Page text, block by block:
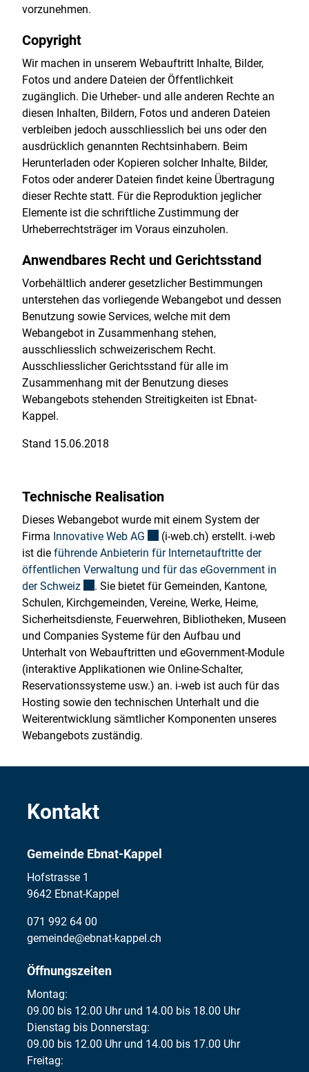
vorzunehmen.
Copyright
Wir machen in unserem Webauftritt Inhalte, Bilder,
Fotos und andere Dateien der Öffentlichkeit
zugänglich. Die Urheber- und alle anderen Rechte an
diesen Inhalten, Bildern, Fotos und anderen Dateien
verbleiben jedoch ausschliesslich bei uns oder den
ausdrücklich genannten Rechtsinhabern. Beim
Herunterladen oder Kopieren solcher Inhalte, Bilder,
Fotos oder anderer Dateien findet keine Übertragung
dieser Rechte statt. Für die Reproduktion jeglicher
Elemente ist die schriftliche Zustimmung der
Urheberrechtsträger im Voraus einzuholen.
Anwendbares Recht und Gerichtsstand
Vorbehältlich anderer gesetzlicher Bestimmungen
unterstehen das vorliegende Webangebot und dessen
Benutzung sowie Services, welche mit dem
Webangebot in Zusammenhang stehen,
ausschliesslich schweizerischem Recht.
Ausschliesslicher Gerichtsstand für alle im
Zusammenhang mit der Benutzung dieses
Webangebots stehenden Streitigkeiten ist Ebnat-
Kappel.
Stand 15.06.2018
Technische Realisation
Dieses Webangebot wurde mit einem System der
Firma Innovative Web AG Externer Link wird in einem
(i-web.ch) erstellt. i-web
ist die führende Anbieterin für Internetauftritte der
öffentlichen Verwaltung und für das eGovernment in
der SchweizExterner Link wird in einem neuen Fenster
. Sie bietet für Gemeinden, Kantone,
Schulen, Kirchgemeinden, Vereine, Werke, Heime,
Sicherheitsdienste, Feuerwehren, Bibliotheken, Museen
und Companies Systeme für den Aufbau und
Unterhalt von Webauftritten und eGovernment-Module
(interaktive Applikationen wie Online-Schalter,
Reservationssysteme usw.) an. i-web ist auch für das
Hosting sowie den technischen Unterhalt und die
Weiterentwicklung sämtlicher Komponenten unseres
Webangebots zuständig.
Kontakt
Gemeinde Ebnat-Kappel
Hofstrasse 1
9642 Ebnat-Kappel
071 992 64 00
gemeinde@ebnat-kappel.ch
Öffnungszeiten
Montag:
09.00 bis 12.00 Uhr und 14.00 bis 18.00 Uhr
Dienstag bis Donnerstag:
09.00 bis 12.00 Uhr und 14.00 bis 17.00 Uhr
Freitag: